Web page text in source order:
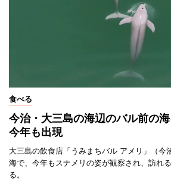
食べる
今治・大三島の海辺のバル前の
今年も出現
大三島の飲食店「うみまちバル アメリ」（今
海で、今年もスナメリの姿が観察され、訪れ
る。